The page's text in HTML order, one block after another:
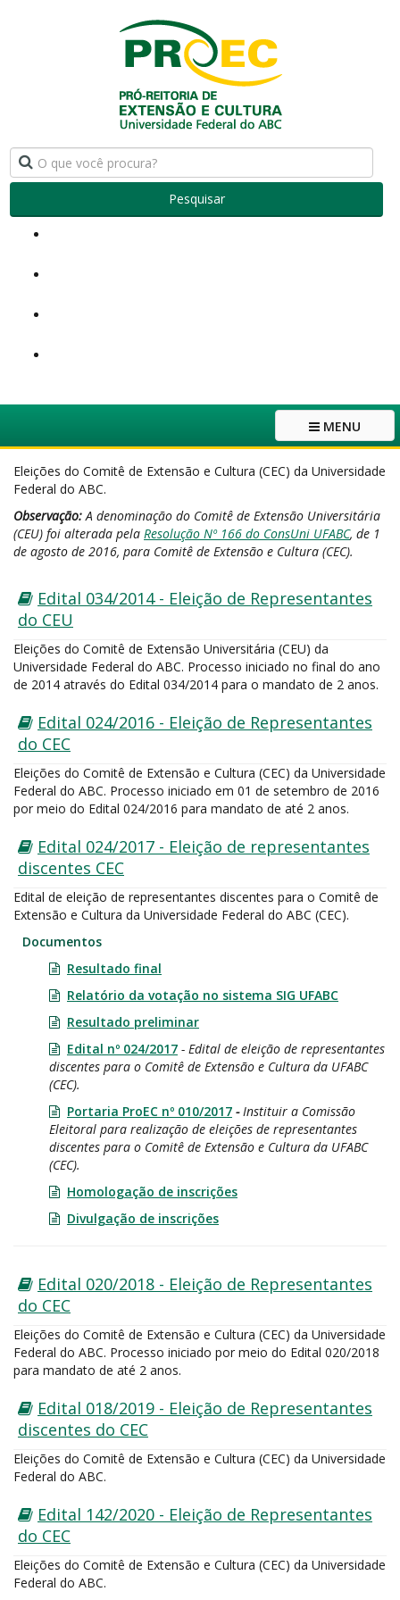
Pesquisar
MENU
Eleições do Comitê de Extensão e Cultura (CEC) da Universidade
Federal do ABC.
Observação:A denominação do Comitê de Extensão Universitária
(CEU) foi alterada pela Resolução Nº 166 do ConsUni UFABC, de 1
de agosto de 2016, para Comitê de Extensão e Cultura (CEC).
Edital 034/2014 - Eleição de Representantes
do CEU
Eleições do Comitê de Extensão Universitária (CEU) da
Universidade Federal do ABC. Processo iniciado no final do ano
de 2014 através do Edital 034/2014 para o mandato de 2 anos.
Edital 024/2016 - Eleição de Representantes
do CEC
Eleições do Comitê de Extensão e Cultura (CEC) da Universidade
Federal do ABC. Processo iniciado em 01 de setembro de 2016
por meio do Edital 024/2016 para mandato de até 2 anos.
Edital 024/2017 - Eleição de representantes
discentes CEC
Edital de eleição de representantes discentes para o Comitê de
Extensão e Cultura da Universidade Federal do ABC (CEC).
Documentos
Resultado final
Relatório da votação no sistema SIG UFABC
Resultado preliminar
Edital nº 024/2017 - Edital de eleição de representantes
discentes para o Comitê de Extensão e Cultura da UFABC
(CEC).
Portaria ProEC nº 010/2017 -Instituir a Comissão
Eleitoral para realização de eleições de representantes
discentes para o Comitê de Extensão e Cultura da UFABC
(CEC).
Homologação de inscrições
Divulgação de inscrições
Edital 020/2018 - Eleição de Representantes
do CEC
Eleições do Comitê de Extensão e Cultura (CEC) da Universidade
Federal do ABC. Processo iniciado por meio do Edital 020/2018
para mandato de até 2 anos.
Edital 018/2019 - Eleição de Representantes
discentes do CEC
Eleições do Comitê de Extensão e Cultura (CEC) da Universidade
Federal do ABC.
Edital 142/2020 - Eleição de Representantes
do CEC
Eleições do Comitê de Extensão e Cultura (CEC) da Universidade
Federal do ABC.